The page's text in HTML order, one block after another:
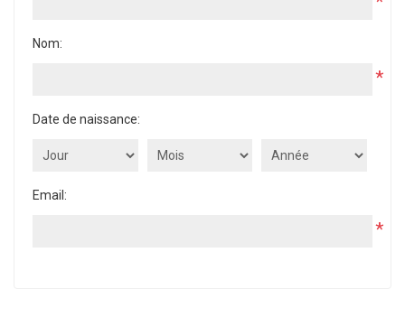
Nom:
*
Date de naissance:
Email:
*